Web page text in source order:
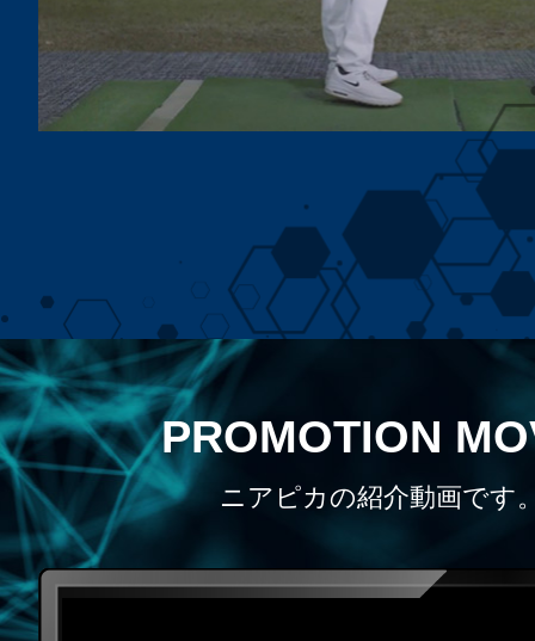
PROMOTION
ニアピカの紹介動画です